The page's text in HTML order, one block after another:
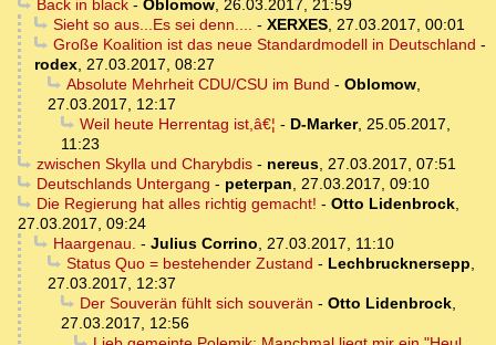
Back in black- Oblomow, 26.03.2017, 21:59
Sieht so aus...Es sei denn.... - XERXES, 27.03.2017, 00:01
Große Koalition ist das neue Standardmodell in Deutschland -
rodex, 27.03.2017, 08:27
Absolute Mehrheit CDU/CSU im Bund - Oblomow,
27.03.2017, 12:17
Weil heute Herrentag ist,â€¦ - D-Marker, 25.05.2017,
11:23
zwischen Skylla und Charybdis- nereus, 27.03.2017, 07:51
Deutschlands Untergang - peterpan, 27.03.2017, 09:10
Die Regierung hat alles richtig gemacht! - Otto Lidenbrock,
27.03.2017, 09:24
Haargenau. - Julius Corrino, 27.03.2017, 11:10
Status Quo = bestehender Zustand - Lechbrucknersepp,
27.03.2017, 12:37
Der Souverän fühlt sich souverän - Otto Lidenbrock,
27.03.2017, 12:56